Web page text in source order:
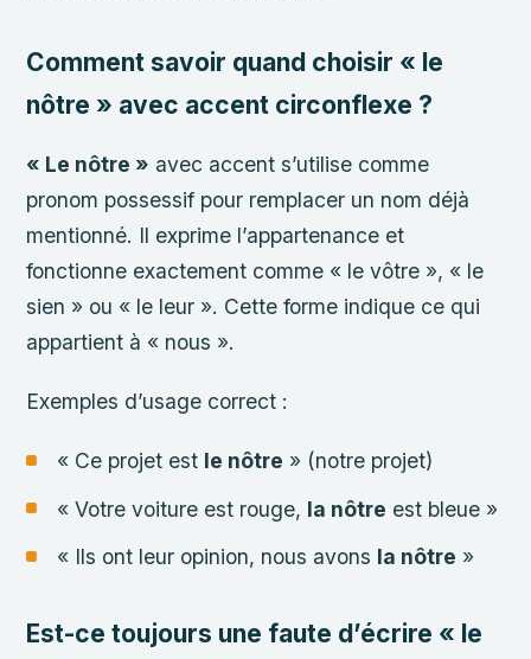
Comment savoir quand choisir « le
nôtre » avec accent circonflexe ?
« Le nôtre » avec accent s’utilise comme
pronom possessif pour remplacer un nom déjà
mentionné. Il exprime l’appartenance et
fonctionne exactement comme « le vôtre », « le
sien » ou « le leur ». Cette forme indique ce qui
appartient à « nous ».
Exemples d’usage correct :
« Ce projet est le nôtre » (notre projet)
« Votre voiture est rouge, la nôtre est bleue »
« Ils ont leur opinion, nous avons la nôtre »
Est-ce toujours une faute d’écrire « le